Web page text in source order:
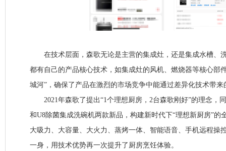
在技术层面，森歌无论是主营的集成灶，还是集成水槽、
都有自己的产品核心技术，如集成灶的风机、燃烧器等核心部
城河”，确保了产品在激烈的市场竞争中能通过差异化技术带
2021年森歌了提出“1个理想厨房，2台森歌刚好”的理念，
和U8除菌集成洗碗机两款新品，构建新时代下“理想新厨房”的
大吸力、大容量、大火力、蒸烤一体、智能语音、手机远程操
一身，用技术优势再一次提升了厨房烹饪体验。